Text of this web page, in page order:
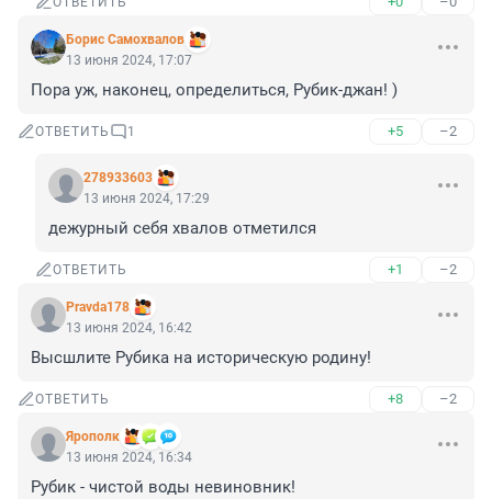
Борис Самохвалов
13 июня 2024, 17:07
Пора уж, наконец, определиться, Рубик-джан! )
ОТВЕТИТЬ 1 +5 –2
278933603
13 июня 2024, 17:29
дежурный себя хвалов отметился
ОТВЕТИТЬ +1 –2
Pravda178
13 июня 2024, 16:42
Высшлите Рубика на историческую родину!
ОТВЕТИТЬ +8 –2
Ярополк
13 июня 2024, 16:34
Рубик - чистой воды невиновник!